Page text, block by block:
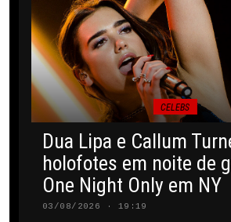
CELEBS
Dua Lipa e Callum
holofotes em noite de
One Night Only em NY
03/08/2026 · 19:19